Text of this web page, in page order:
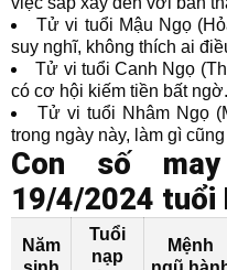
Tử vi tuổi Mậu Ngọ
suy nghĩ, không thích ai
Tử vi tuổi Canh Ngọ
có cơ hội kiếm tiền bất ngờ.
Tử vi tuổi Nhâm Ngọ
trong ngày này, làm gì
Con số
19/4/2024 tuổi
Năm
Tuổi
nạp
Mệnh